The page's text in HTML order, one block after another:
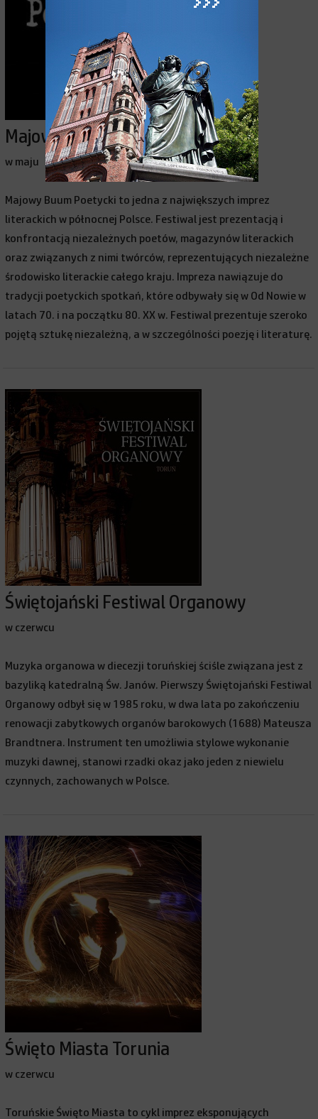
Majowy BUUM Poetycki
w maju
Majowy Buum Poetycki to jedna z największych imprez
literackich w północnej Polsce. Festiwal jest prezentacją i
konfrontacją niezależnych poetów, magazynów literackich
oraz związanych z nimi twórców, reprezentujących niezależne
środowisko literackie całego kraju. Impreza nawiązuje do
tradycji poetyckich spotkań, które odbywały się w Od Nowie w
latach 70. i na początku 80. XX w. Festiwal prezentuje szeroko
pojętą sztukę niezależną, a w szczególności poezję i literaturę.
Świętojański Festiwal Organowy
w czerwcu
Muzyka organowa w diecezji toruńskiej ściśle związana jest z
bazyliką katedralną Św. Janów. Pierwszy Świętojański Festiwal
Organowy odbył się w 1985 roku, w dwa lata po zakończeniu
renowacji zabytkowych organów barokowych (1688) Mateusza
Brandtnera. Instrument ten umożliwia stylowe wykonanie
muzyki dawnej, stanowi rzadki okaz jako jeden z niewielu
czynnych, zachowanych w Polsce.
Święto Miasta Torunia
w czerwcu
Toruńskie Święto Miasta to cykl imprez eksponujących